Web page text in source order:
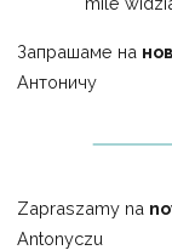
Запрашаме на
Антоничу
Zapraszamy na
Antonyczu